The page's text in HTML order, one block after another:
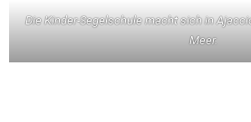
Die Kinder-Segelschule macht sich in
Meer.